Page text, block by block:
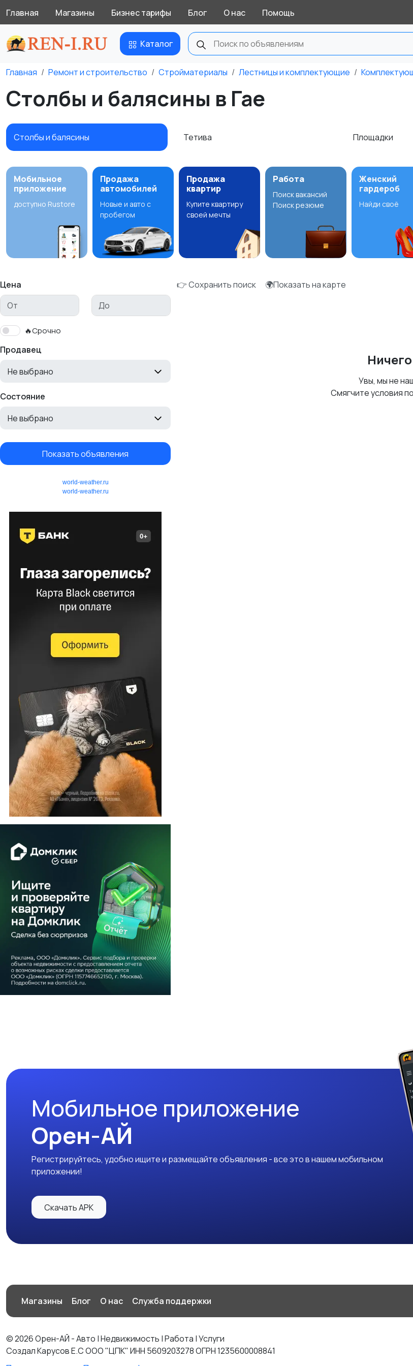
Главная Магазины Бизнес тарифы Блог О нас Помощь
Каталог
Главная Ремонт и строительство Стройматериалы Лестницы и комплектующие
Столбы и балясины в Гае
Столбы и балясины Тетива Площадки
Мобильное
приложение
доступно Rustore
Продажа
автомобилей
Новые и авто с
пробегом
Продажа
квартир
Купите квартиру
своей мечты
Работа
Поиск вакансий
Поиск резюме
Женский
гардероб
Найди своё
Цена
🔥Срочно
Продавец
Не выбрано
Состояние
Не выбрано
Показать объявления
world-weather.ru
world-weather.ru
👉 Сохранить поиск 🌍Показать на карте
Увы, мы не
Смягчите условия
Мобильное приложение
Орен-АЙ
Регистрируйтесь, удобно ищите и размещайте объявления - все это в нашем мобильном
приложении!
Скачать APK
Магазины Блог О нас Служба поддержки
© 2026 Орен-АЙ - Авто | Недвижимость | Работа | Услуги
Создал Карусов Е.С ООО "ЦПК" ИНН 5609203278 ОГРН 1235600008841